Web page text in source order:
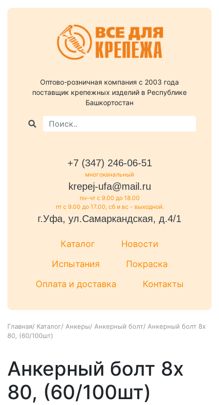
Оптово-розничная компания c 2003 года
поставщик крепежных изделий в Республике
Башкортостан
+7 (347) 246-06-51
многоканальный
krepej-ufa@mail.ru
пн-чт с 9.00 до 18.00
пт с 9.00 до 17.00, сб и вс - выходной.
г.Уфа, ул.Самаркандская, д.4/1
Каталог
Новости
Испытания
Покраска
Оплата и доставка
Контакты
Главная/ Каталог/ Анкеры/ Анкерный болт/ Анкерный болт 8x
80, (60/100шт)
Анкерный болт 8x
80, (60/100шт)